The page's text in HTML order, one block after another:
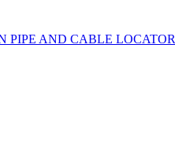
PIPE AND CABLE LOCATOR